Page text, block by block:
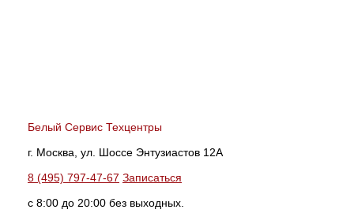
Белый Сервис Техцентры
г. Москва, ул. Шоссе Энтузиастов 12А
8 (495) 797-47-67 Записаться
с 8:00 до 20:00 без выходных.